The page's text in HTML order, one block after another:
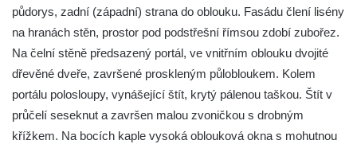
Márnice na hřbitově ve Velešíně
Kostel svatého Václava ve Velešíně
Poutní areál Římov
Kostel svatého Ducha v poutním areálu
Římov
Křížová cesta Římov – XXV. kaple – Boží
půdorys, zadní (západní) strana do oblouku. Fasádu člení lisény
na hranách stěn, prostor pod podstřešní římsou zdobí zubořez.
Na čelní stěně předsazený portál, ve vnitřním oblouku dvojité
dřevěné dveře, završené proskleným půlobloukem. Kolem
portálu polosloupy, vynášející štít, krytý pálenou taškou. Štít v
průčelí seseknut a završen malou zvoničkou s drobným
křížkem. Na bocích kaple vysoká oblouková okna s mohutnou